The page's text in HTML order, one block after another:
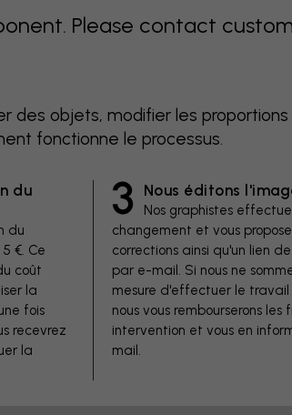
Please contact
des objets, modifier les
fonctionne le processus.
du
du
€. Ce
coût
la
fois
recevrez
la
3 Nous éditons
Nos graphistes
changement et vous
corrections ainsi qu'un lien
par e-mail. Si nous ne
mesure d'effectuer le travail
nous vous rembourserons
intervention et vous en
mail.